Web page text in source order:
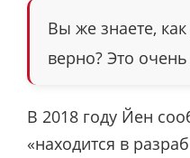
Вы же знаете,
верно? Это
В 2018 году Йен
«находится в